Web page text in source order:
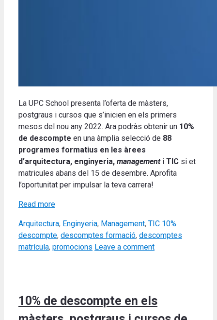
La UPC School presenta l’oferta de màsters,
postgraus i cursos que s’inicien en els primers
mesos del nou any 2022. Ara podràs obtenir un 10%
de descompte en una àmplia selecció de 88
programes formatius en les àrees
d’arquitectura, enginyeria, managementi TIC si et
matricules abans del 15 de desembre. Aprofita
l’oportunitat per impulsar la teva carrera!
Read more
Categories
Arquitectura, Enginyeria, Management, TIC Tags
10%
descompte, descomptes formació, descomptes
matrícula, promocions Leave a comment
10% de descompte en els